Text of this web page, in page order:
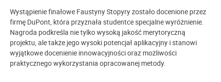
Wystąpienie finałowe Faustyny Stopyry zostało docenione przez
firmę DuPont, która przyznała studentcespecjalne wyróżnienie.
Nagroda podkreśla nie tylko wysoką jakość merytoryczną
projektu, ale także jego wysoki potencjał aplikacyjny i stanowi
wyjątkowe docenienie innowacyjności oraz możliwości
praktycznego wykorzystania opracowanej metody.